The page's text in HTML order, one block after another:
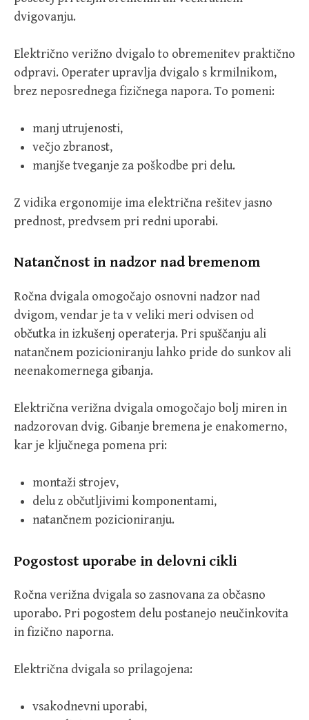
dvigovanju.
Električno verižno dvigalo to obremenitev praktično
odpravi. Operater upravlja dvigalo s krmilnikom,
brez neposrednega fizičnega napora. To pomeni:
manj utrujenosti,
večjo zbranost,
manjše tveganje za poškodbe pri delu.
Z vidika ergonomije ima električna rešitev jasno
prednost, predvsem pri redni uporabi.
Natančnost in nadzor nad bremenom
Ročna dvigala omogočajo osnovni nadzor nad
dvigom, vendar je ta v veliki meri odvisen od
občutka in izkušenj operaterja. Pri spuščanju ali
natančnem pozicioniranju lahko pride do sunkov ali
neenakomernega gibanja.
Električna verižna dvigala omogočajo bolj miren in
nadzorovan dvig. Gibanje bremena je enakomerno,
kar je ključnega pomena pri:
montaži strojev,
delu z občutljivimi komponentami,
natančnem pozicioniranju.
Pogostost uporabe in delovni cikli
Ročna verižna dvigala so zasnovana za občasno
uporabo. Pri pogostem delu postanejo neučinkovita
in fizično naporna.
Električna dvigala so prilagojena:
vsakodnevni uporabi,